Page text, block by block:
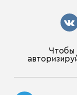
Чтобы